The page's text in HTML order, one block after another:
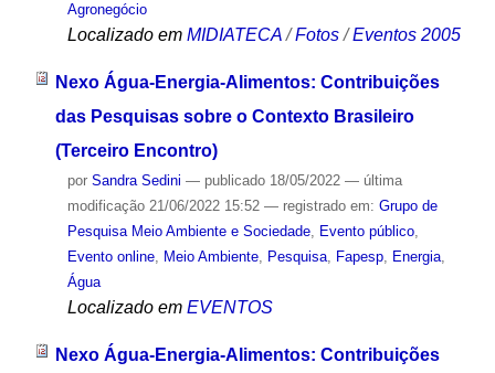
Agronegócio
Localizado em MIDIATECA /Fotos /Eventos 2005
Nexo Água-Energia-Alimentos: Contribuições
das Pesquisas sobre o Contexto Brasileiro
(Terceiro Encontro)
por Sandra Sedini — publicado18/05/2022 — última
modificação21/06/2022 15:52 — registrado em: Grupo de
Pesquisa Meio Ambiente e Sociedade, Evento público,
Evento online, Meio Ambiente, Pesquisa, Fapesp, Energia,
Água
Localizado em EVENTOS
Nexo Água-Energia-Alimentos: Contribuições